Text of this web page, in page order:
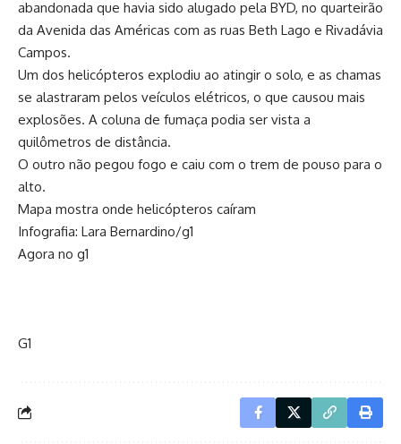
abandonada que havia sido alugado pela BYD, no quarteirão
da Avenida das Américas com as ruas Beth Lago e Rivadávia
Campos.
Um dos helicópteros explodiu ao atingir o solo, e as chamas
se alastraram pelos veículos elétricos, o que causou mais
explosões. A coluna de fumaça podia ser vista a
quilômetros de distância.
O outro não pegou fogo e caiu com o trem de pouso para o
alto.
Mapa mostra onde helicópteros caíram
Infografia: Lara Bernardino/g1
Agora no g1
G1